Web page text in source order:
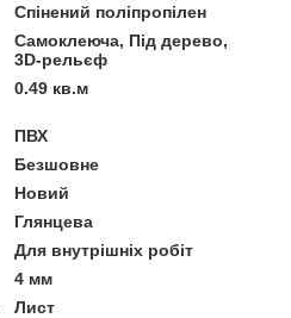
Спінений поліпропілен
Самоклеюча, Під дерево,
3D-рельєф
0.49 кв.м
ПВХ
Безшовне
Новий
Глянцева
Для внутрішніх робіт
4 мм
Лист